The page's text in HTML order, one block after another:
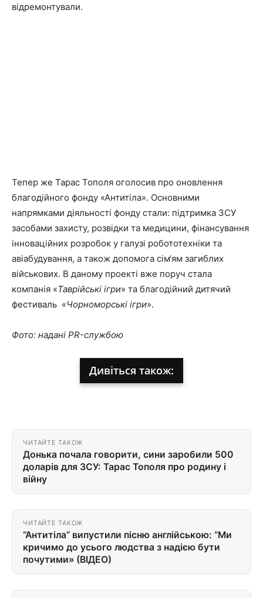
відремонтували.
Тепер же Тарас Тополя оголосив про оновлення
благодійного фонду «Антитіла». Основними
напрямками діяльності фонду стали: підтримка ЗСУ
засобами захисту, розвідки та медицини, фінансування
інноваційних розробок у галузі робототехніки та
авіабудування, а також допомога сім‘ям загиблих
військових. В даному проекті вже поруч стала
компанія «Таврійські ігри» та благодійний дитячий
фестиваль «Чорноморські ігри».
Фото: надані PR-службою
Дивіться також:
ЧИТАЙТЕ ТАКОЖ
Донька почала говорити, сини заробили 500
доларів для ЗСУ: Тарас Тополя про родину і
війну
ЧИТАЙТЕ ТАКОЖ
“Антитіла” випустили пісню англійською: “Ми
кричимо до усього людства з надією бути
почутими» (ВІДЕО)